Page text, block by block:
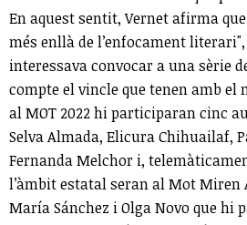
En aquest sentit, Vernet afirma
més enllà de l’enfocament
interessava convocar a una sèrie
compte el vincle que tenen amb el
al MOT 2022 hi participaran cinc
Selva Almada, Elicura Chihuailaf,
Fernanda Melchor i,
l’àmbit estatal seran al Mot Miren
María Sánchez i Olga Novo que hi